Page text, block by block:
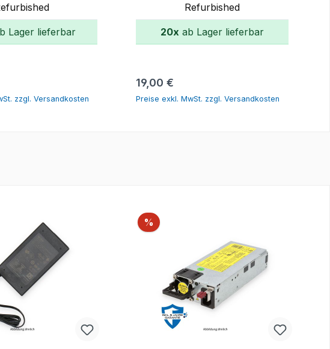
Lager lieferbar
zzgl. Versandkosten
Refurbished
20x ab Lager lieferbar
Regulärer Preis:
19,00 €
Preise exkl. MwSt. zzgl. Versandkosten
% Rabatt